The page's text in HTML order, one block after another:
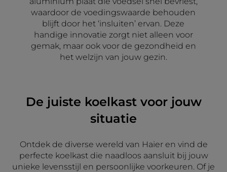
waardoor de voedingswaarde behouden
blijft door het ‘insluiten’ ervan. Deze
handige innovatie zorgt niet alleen voor
gemak, maar ook voor de gezondheid en
het welzijn van jouw gezin.
De juiste koelkast voor jouw
situatie
Ontdek de diverse wereld van Haier en vind de
perfecte koelkast die naadloos aansluit bij jouw
unieke levensstijl en persoonlijke voorkeuren. Of je